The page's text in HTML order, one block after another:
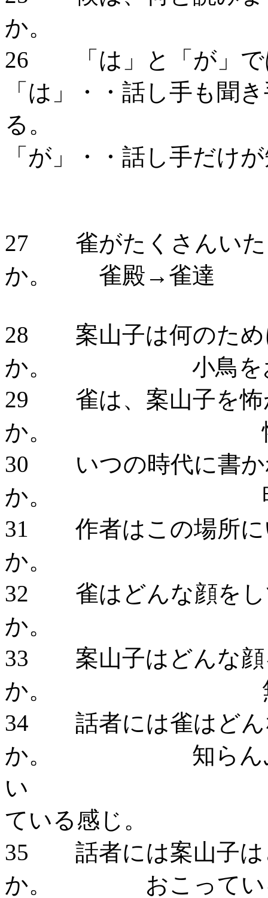
か。 そ
26 「は」と「が」
「は」・・話し手も聞
「が」・・話し手だけ
27 雀がたくさんいた
か。 雀殿→雀達
28 案山子は何のため
か。 小鳥をお
29 雀は、案山子を怖
か。 怖がっ
30 いつの時代に書か
か。 明治
31 作者はこの場所に
か。 いた
32 雀はどんな顔をし
か。 無
33 案山子はどんな顔
か。 無
34 話者には雀はどん
か。 知らんぷり
ている感じ。
35 話者には案山子は
か。 おこっている